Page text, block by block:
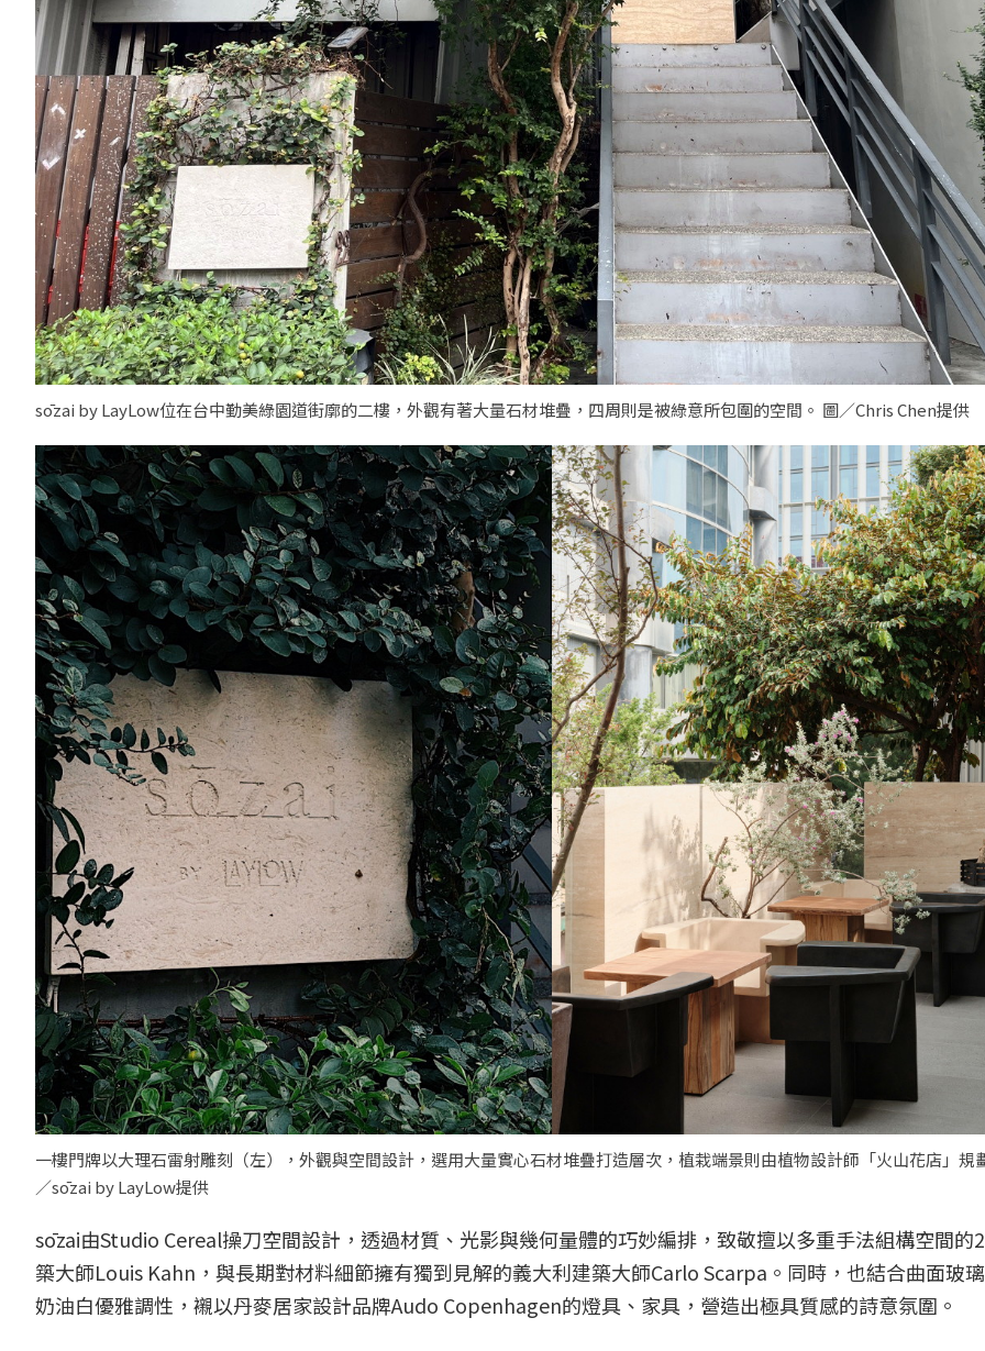
sōzai by LayLow位在台中勤美綠園道街廓的二樓，外觀有著大量石材堆疊，四周則是被綠意所包圍的空間。 圖／Chris Chen提供
一樓門牌以大理石雷射雕刻（左），外觀與空間設計，選用大量實心石材堆疊打造層次，植栽端景則由植物設計師「火山花店」規
／sōzai by LayLow提供
sōzai由Studio Cereal操刀空間設計，透過材質、光影與幾何量體的巧妙編排，致敬擅以多重手法組構空間的
築大師Louis Kahn，與長期對材料細節擁有獨到見解的義大利建築大師Carlo Scarpa。同時，也結合曲面玻
奶油白優雅調性，襯以丹麥居家設計品牌Audo Copenhagen的燈具、家具，營造出極具質感的詩意氛圍。